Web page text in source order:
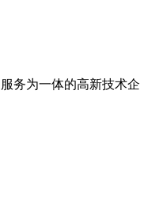
务为一体的高新技术企